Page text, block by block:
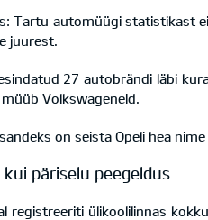
Tartu automüügi statistikast
juurest.
27 autobrändi läbi
Volkswageneid.
on seista Opeli hea
kui päriselu peegeldus
registreeriti ülikoolilinnas